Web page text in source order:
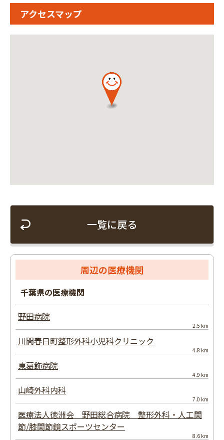
アクセスマップ
一覧に戻る
周辺の医療機関
千葉県の医療機関
野田病院
2.5 km
川間春日町整形外科小児科クリニック
4.8 km
東葛飾病院
4.9 km
山崎外科内科
7.0 km
医療法人徳洲会 野田総合病院 整形外科・人工関
節/膝関節鏡スポーツセンター
8.6 km